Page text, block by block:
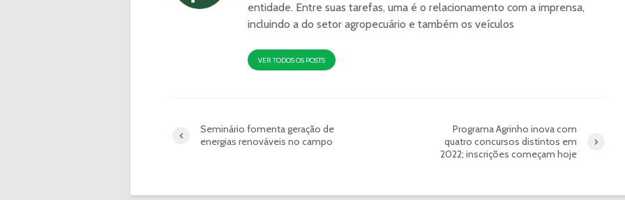
entidade. Entre suas tarefas, uma é o relacionamento com a imprensa,
incluindo a do setor agropecuário e também os veículos
VER TODOS OS POSTS
Seminário fomenta geração de
energias renováveis no campo
Programa Agrinho inova com
quatro concursos distintos em
2022; inscrições começam hoje